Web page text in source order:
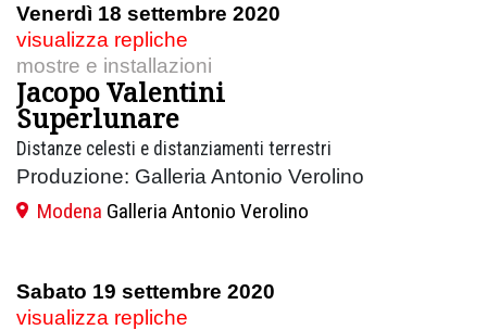
Venerdì 18 settembre 2020
visualizza repliche
mostre e installazioni
Jacopo Valentini
Superlunare
Distanze celesti e distanziamenti terrestri
Produzione: Galleria Antonio Verolino
Modena Galleria Antonio Verolino
Sabato 19 settembre 2020
visualizza repliche